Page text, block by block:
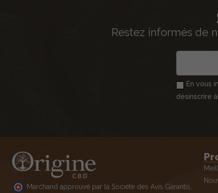
Restez informés de
En vous
désinscrire
Marchand approuvé par la Société des Avis Garantis,